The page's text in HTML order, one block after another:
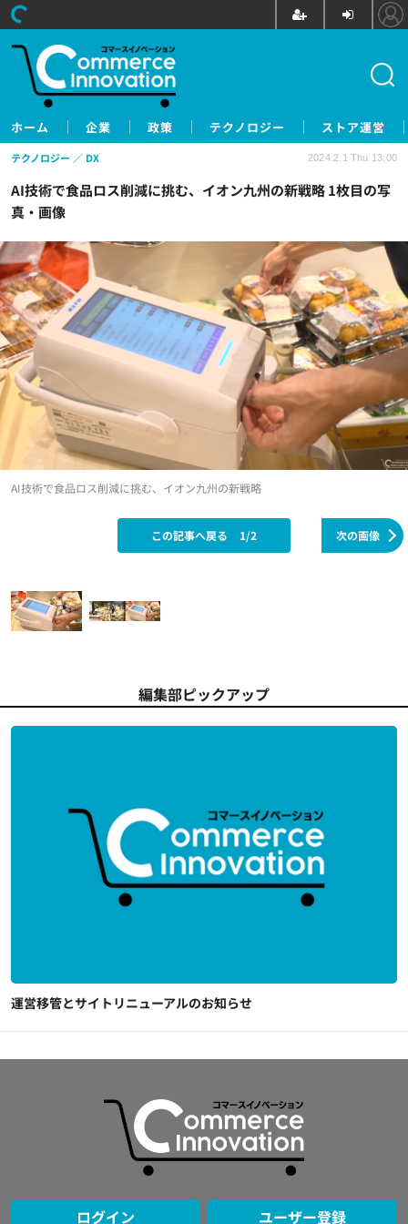
ホーム 企業 政策 テクノロジー ストア運営
AI技術で食品ロス削減に挑む、イオン九州の新戦略 1枚目の写
真・画像
テクノロジー DX 2024.2.1 Thu 13:00
AI技術で食品ロス削減に挑む、イオン九州の新戦略
次の画像
この記事へ戻る 1/2
編集部ピックアップ
運営移管とサイトリニューアルのお知らせ
ログイン ユーザー登録